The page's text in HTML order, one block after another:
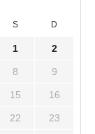
S D
1 2
8 9
15 16
22 23